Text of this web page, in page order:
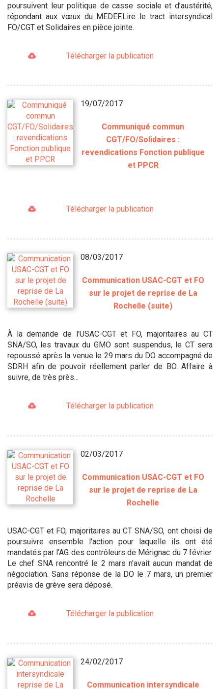
poursuivent leur politique de casse sociale et d’austérité,
répondant aux vœux du MEDEF.Lire le tract intersyndical
FO/CGT et Solidaires en pièce jointe.
Télécharger la publication
19/07/2017
Communiqué commun
CGT/FO/Solidaires :
revendications Fonction publique
et PPCR
Télécharger la publication
08/03/2017
Communication USAC-CGT et FO
sur le projet de reprise de La
Rochelle (suite)
À la demande de l'USAC-CGT et FO, majoritaires au CT
SNA/SO, les travaux du GMO sont suspendus, le CT sera
repoussé après la venue le 29 mars du DO accompagné de
SDRH afin de pouvoir réellement parler de BO. Affaire à
suivre, de très près...
Télécharger la publication
02/03/2017
Communication USAC-CGT et FO
sur le projet de reprise de La
Rochelle
USAC-CGT et FO, majoritaires au CT SNA/SO, ont choisi de
poursuivre ensemble l'action pour laquelle ils ont été
mandatés par l’AG des contrôleurs de Mérignac du 7 février.
Le chef SNA rencontré le 2 mars n'avait aucun mandat de
négociation. Sans réponse de la DO le 7 mars, un premier
préavis de grève sera déposé.
Télécharger la publication
24/02/2017
Communication intersyndicale